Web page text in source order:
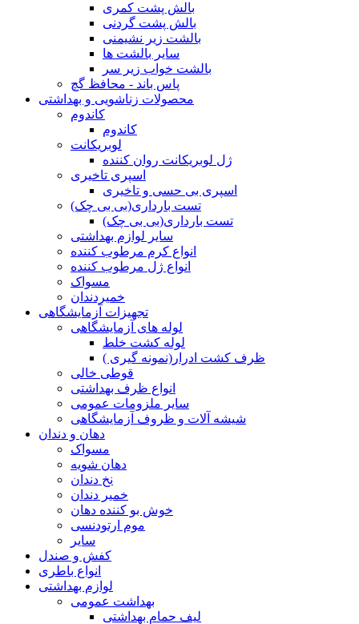
بالش پشت کمری
بالش پشت گردنی
بالشت زیر نشیمنی
سایر بالشت ها
بالشت خواب زیر سر
پاس باند - محافظ گچ
محصولات زناشویی و بهداشتی
کاندوم
کاندوم
لوبریکانت
ژل لوبریکانت روان کننده
اسپری تاخیری
اسپری بی حسی و تاخیری
تست بارداری(بی بی چک)
تست بارداری(بی بی چک)
سایر لوازم بهداشتی
انواع کرم مرطوب کننده
انواع ژل مرطوب کننده
مسواک
خمیردندان
تجهیزات آزمایشگاهی
لوله های آزمایشگاهی
لوله کشت خلط
ظرف کشت ادرار(نمونه گیری )
قوطی خالی
انواع ظرف بهداشتی
سایر ملزومات عمومی
شیشه آلات و ظروف آزمایشگاهی
دهان و دندان
مسواک
دهان شویه
نخ دندان
خمیر دندان
خوش بو کننده دهان
موم ارتودنسی
سایر
کفش و صندل
انواع باطری
لوازم بهداشتی
بهداشت عمومی
لیف حمام بهداشتی